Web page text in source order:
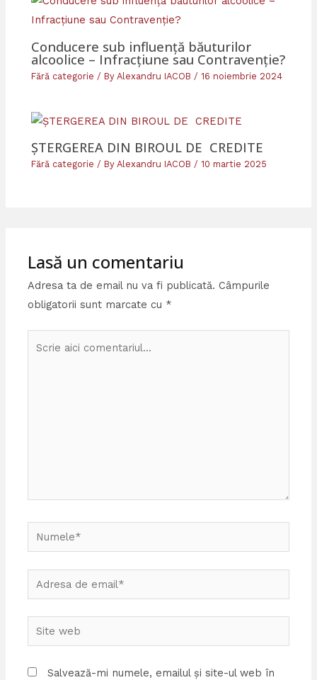
Conducere sub influență băuturilor
alcoolice – Infracțiune sau Contravenție?
Fără categorie / ByAlexandru IACOB/16 noiembrie 2024
ȘTERGEREA DIN BIROUL DE CREDITE
Fără categorie / ByAlexandru IACOB/10 martie 2025
Lasă un comentariu
Adresa ta de email nu va fi publicată. Câmpurile
obligatorii sunt marcate cu *
Numele*
Adresa
de
email*
Site
web
Salvează-mi numele, emailul și site-ul web în